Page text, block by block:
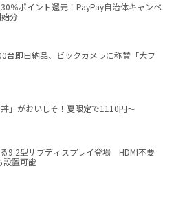
30％ポイント還元！PayPay自治体キャンペ
分
台即日納品、ビックカメラに称賛「大フ
丼」がおいしそ！夏限定で1110円～
9.2型サブディスプレイ登場 HDMI不要
設置可能